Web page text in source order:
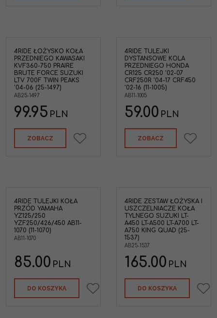
4RIDE ŁOŻYSKO KOŁA
PRZEDNIEGO KAWASAKI
KVF360-750 PRAIRE
BRUTE FORCE SUZUKI
LTV 700F TWIN PEAKS
'04-06 (25-1497)
AB25-1497
99.95 PLN
ZOBACZ
4Ride AB11-1005 tulejki
dystansowe koła
przedniego Honda
CR125R CR250R '02-07
CRF250R '04-17 CRF450R '02-
16
4RIDE TULEJKI
DYSTANSOWE KOLA
PRZEDNIEGO HONDA
CR125 CR250 '02-07
CRF250R '04-17 CRF450
'02-16 (11-1005)
AB11-1005
59.00 PLN
ZOBACZ
4RIDE TULEJKI KOŁA
PRZÓD YAMAHA
YZ125/250
YZF250/426/450 AB11-
1070 (11-1070)
AB11-1070
85.00 PLN
DO KOSZYKA
4ride AB25-1537 Łożyska i
uszczelniacze koła
King Quad 07-10, LT-A500X
09-17, LT-A500XP POWER
King Quad 08-17, LTA-750
XP King Quad Power
Marka pojazdu
Typ Pojazdu
ATV / UTV
4RIDE ZESTAW ŁOŻYSKA I
USZCZELNIACZE KOŁA
TYLNEGO SUZUKI LT-
A450 LT-A500 LT-A700 LT-
A750 KING QUAD (25-
1537)
AB25-1537
165.00 PLN
DO KOSZYKA